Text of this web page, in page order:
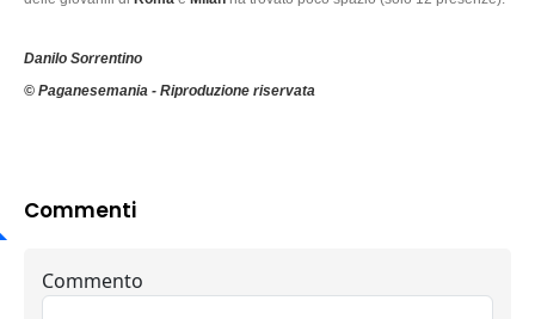
Danilo Sorrentino
© Paganesemania - Riproduzione riservata
Commenti